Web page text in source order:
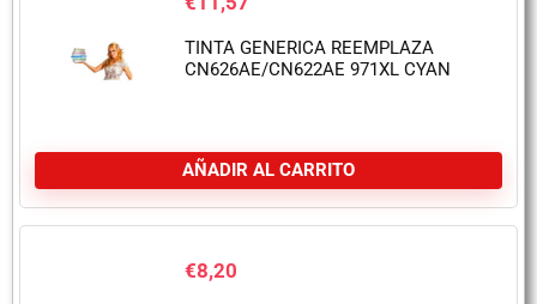
TINTA GENERICA REEMPLAZA
CN626AE/CN622AE 971XL CYAN
AÑADIR AL CARRITO
€8,20